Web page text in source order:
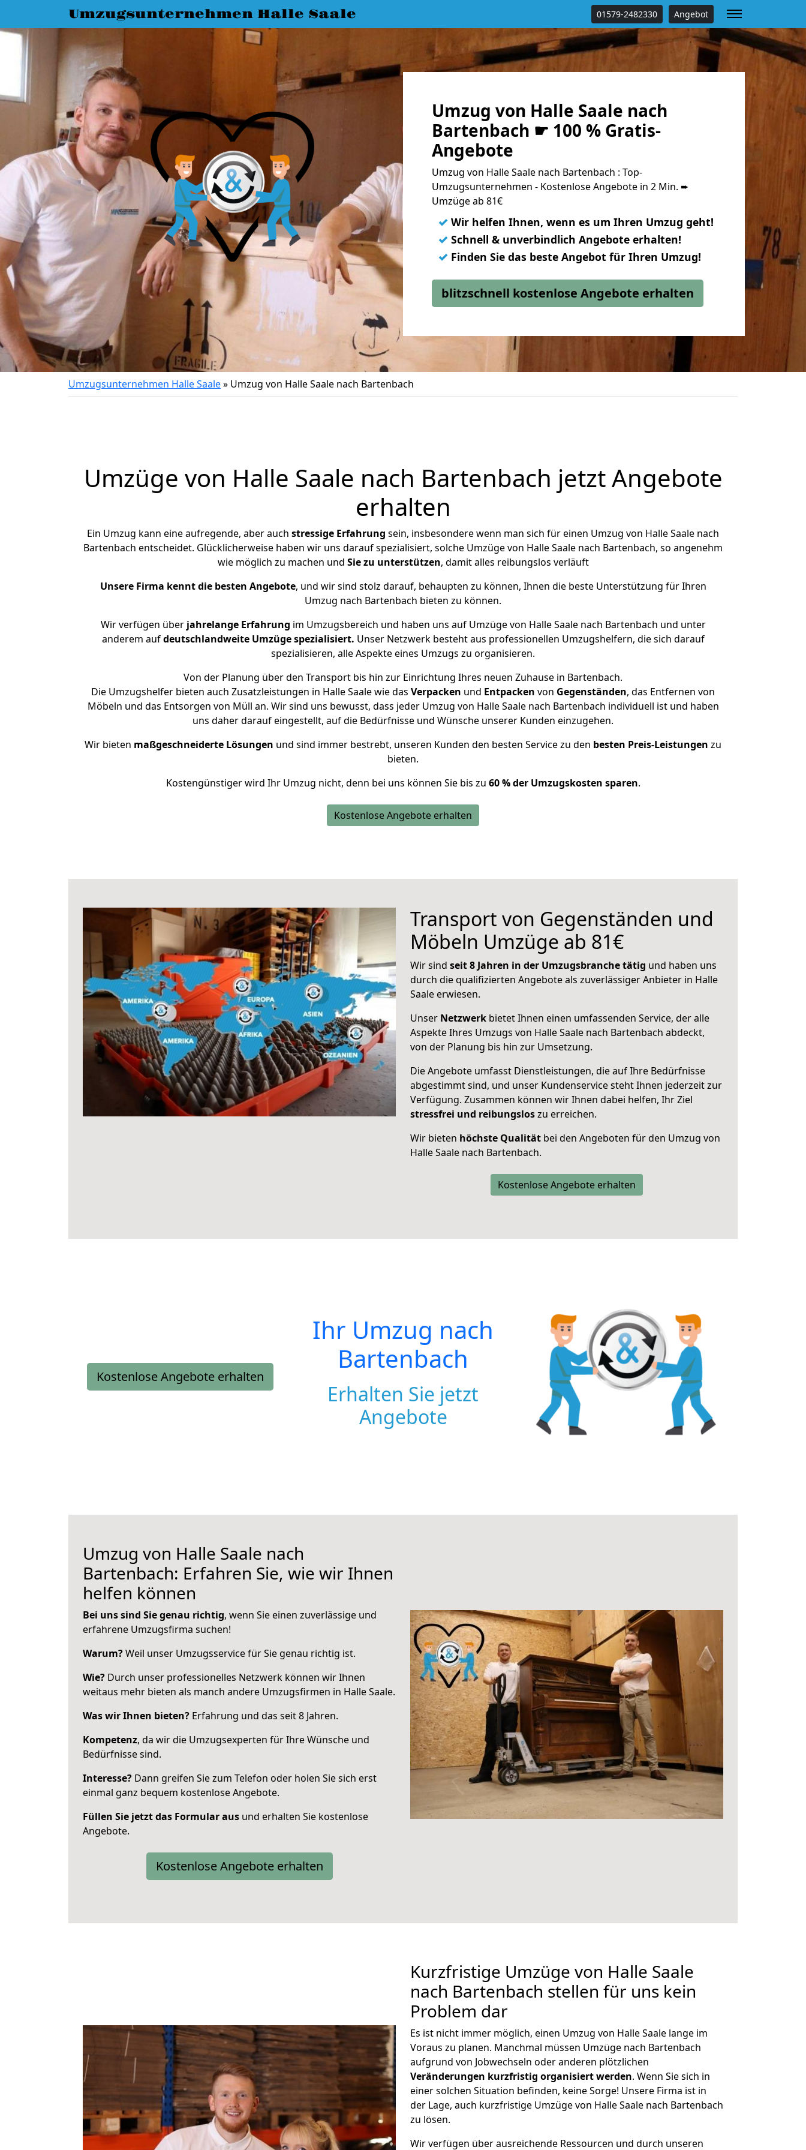
Umzugsunternehmen Halle Saale 01579-2482330 Angebot
Umzug von Halle Saale nach
Bartenbach ☛ 100 % Gratis-
Angebote
Umzug von Halle Saale nach Bartenbach : Top-
Umzugsunternehmen - Kostenlose Angebote in 2 Min. ➨
Umzüge ab 81€
✓ Wir helfen Ihnen, wenn es um Ihren Umzug geht!
✓ Schnell & unverbindlich Angebote erhalten!
✓ Finden Sie das beste Angebot für Ihren Umzug!
blitzschnell kostenlose Angebote erhalten
Umzugsunternehmen Halle Saale» Umzug von Halle Saale nach Bartenbach
Umzüge von Halle Saale nach Bartenbach jetzt Angebote
erhalten
Ein Umzug kann eine aufregende, aber auch stressige Erfahrung sein, insbesondere wenn man sich für einen Umzug von Halle Saale nach
Bartenbach entscheidet. Glücklicherweise haben wir uns darauf spezialisiert, solche Umzüge von Halle Saale nach Bartenbach, so angenehm
wie möglich zu machen und Sie zu unterstützen, damit alles reibungslos verläuft
Unsere Firma kennt die besten Angebote, und wir sind stolz darauf, behaupten zu können, Ihnen die beste Unterstützung für Ihren
Umzug nach Bartenbach bieten zu können.
Wir verfügen überjahrelange Erfahrung im Umzugsbereich und haben uns auf Umzüge von Halle Saale nach Bartenbach und unter
anderem aufdeutschlandweite Umzüge spezialisiert. Unser Netzwerk besteht aus professionellen Umzugshelfern, die sich darauf
spezialisieren, alle Aspekte eines Umzugs zu organisieren.
Von der Planung über den Transport bis hin zur Einrichtung Ihres neuen Zuhause in Bartenbach.
Die Umzugshelfer bieten auch Zusatzleistungen in Halle Saale wie das Verpacken und Entpacken von Gegenständen, das Entfernen von
Möbeln und das Entsorgen von Müll an. Wir sind uns bewusst, dass jeder Umzug von Halle Saale nach Bartenbach individuell ist und haben
uns daher darauf eingestellt, auf die Bedürfnisse und Wünsche unserer Kunden einzugehen.
Wir bieten maßgeschneiderte Lösungen und sind immer bestrebt, unseren Kunden den besten Service zu den besten Preis-Leistungen zu
bieten.
Kostengünstiger wird Ihr Umzug nicht, denn bei uns können Sie bis zu 60 % der Umzugskosten sparen.
Kostenlose Angebote erhalten
Transport von Gegenständen und
Möbeln Umzüge ab 81€
Wir sind seit 8 Jahren in der Umzugsbranche tätig und haben uns
durch die qualifizierten Angebote als zuverlässiger Anbieter in Halle
Saale erwiesen.
Unser Netzwerk bietet Ihnen einen umfassenden Service, der alle
Aspekte Ihres Umzugs von Halle Saale nach Bartenbach abdeckt,
von der Planung bis hin zur Umsetzung.
Die Angebote umfasst Dienstleistungen, die auf Ihre Bedürfnisse
abgestimmt sind, und unser Kundenservice steht Ihnen jederzeit zur
Verfügung. Zusammen können wir Ihnen dabei helfen, Ihr Ziel
stressfrei und reibungsloszu erreichen.
Wir bieten höchste Qualität bei den Angeboten für den Umzug von
Halle Saale nach Bartenbach.
Kostenlose Angebote erhalten
Kostenlose Angebote erhalten
Ihr Umzug nach
Bartenbach
Erhalten Sie jetzt
Angebote
Umzug von Halle Saale nach
Bartenbach: Erfahren Sie, wie wir Ihnen
helfen können
Bei uns sind Sie genau richtig, wenn Sie einen zuverlässige und
erfahrene Umzugsfirma suchen!
Warum?Weil unser Umzugsservice für Sie genau richtig ist.
Wie? Durch unser professionelles Netzwerk können wir Ihnen
weitaus mehr bieten als manch andere Umzugsfirmen in Halle Saale.
Was wir Ihnen bieten? Erfahrung und das seit 8 Jahren.
Kompetenz, da wir die Umzugsexperten für Ihre Wünsche und
Bedürfnisse sind.
Interesse? Dann greifen Sie zum Telefon oder holen Sie sich erst
einmal ganz bequem kostenlose Angebote.
Füllen Sie jetzt das Formular aus und erhalten Sie kostenlose
Angebote.
Kostenlose Angebote erhalten
Kurzfristige Umzüge von Halle Saale
nach Bartenbach stellen für uns kein
Problem dar
Es ist nicht immer möglich, einen Umzug von Halle Saale lange im
Voraus zu planen. Manchmal müssen Umzüge nach Bartenbach
aufgrund von Jobwechseln oder anderen plötzlichen
Veränderungen kurzfristig organisiert werden. Wenn Sie sich in
einer solchen Situation befinden, keine Sorge! Unsere Firma ist in
der Lage, auch kurzfristige Umzüge von Halle Saale nach Bartenbach
zu lösen.
Wir verfügen über ausreichende Ressourcen und durch unseren